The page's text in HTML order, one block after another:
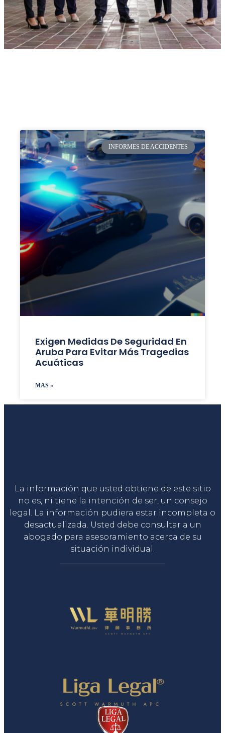
INFORMES DE ACCIDENTES
Exigen Medidas De Seguridad En
Aruba Para Evitar Más Tragedias
Acuáticas
MAS »
La información que usted obtiene de este sitio
no es, ni tiene la intención de ser, un consejo
legal. La información pudiera estar incompleta o
desactualizada. Usted debe consultar a un
abogado para asesoramiento acerca de su
situación individual.